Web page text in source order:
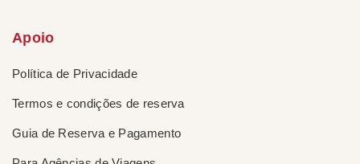
Apoio
Política de Privacidade
Termos e condições de reserva
Guia de Reserva e Pagamento